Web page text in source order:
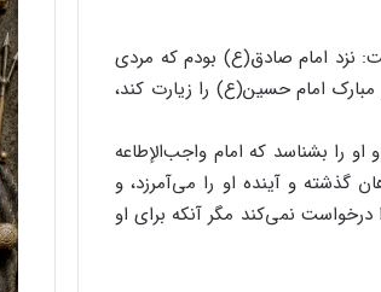
نزد امام صادق(ع) بودم که مردی
امام حسین(ع) را زیارت کند،
را بشناسد که امام واجب‌الإطاعه
گذشته و آینده او را می‌آمرزد، و
درخواست نمی‌کند مگر آنکه برای او